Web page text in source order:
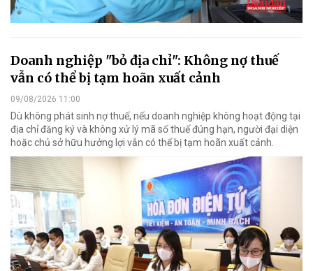
Doanh nghiệp "bỏ địa chỉ": Không nợ thuế
vẫn có thể bị tạm hoãn xuất cảnh
09/08/2026 11:00
Dù không phát sinh nợ thuế, nếu doanh nghiệp không hoạt động tại
địa chỉ đăng ký và không xử lý mã số thuế đúng hạn, người đại diện
hoặc chủ sở hữu hưởng lợi vẫn có thể bị tạm hoãn xuất cảnh.